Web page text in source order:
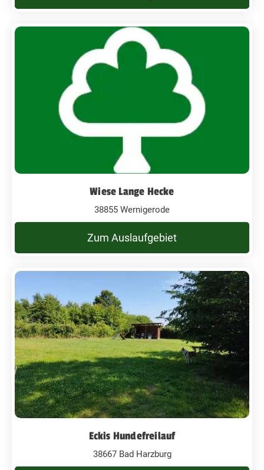
Wiese Lange Hecke
38855 Wernigerode
Zum Auslaufgebiet
Eckis Hundefreilauf
38667 Bad Harzburg